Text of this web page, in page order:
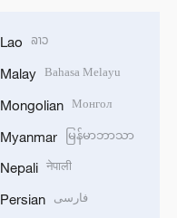
Lao ລາວ
Malay Bahasa Melayu
Mongolian Монгол
Myanmar မြန်မာဘာသာ
Nepali नेपाली
Persian فارسی